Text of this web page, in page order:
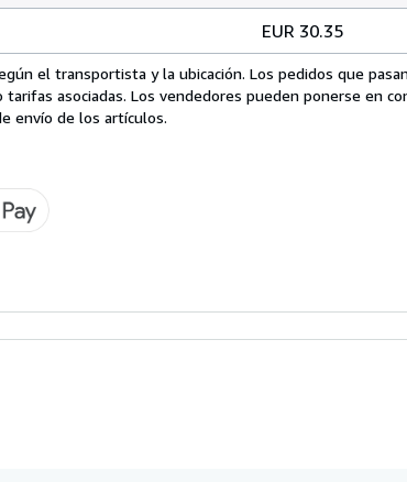
EUR 30.35
el transportista y la ubicación. Los pedidos que
asociadas. Los vendedores pueden ponerse en
envío de los artículos.